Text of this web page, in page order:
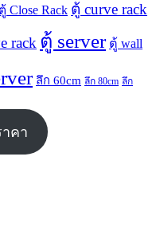
ตู้ Close Rack ตู้ curve rack
rack ตู้ server ตู้ wall
ลึก 60cm ลึก 80cm ลึก
คา